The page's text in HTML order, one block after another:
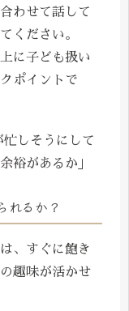
わせて話して
ください。
に子ども扱い
ポイントで
忙しそうにして
裕があるか」
れるか？
、すぐに飽き
趣味が活かせ